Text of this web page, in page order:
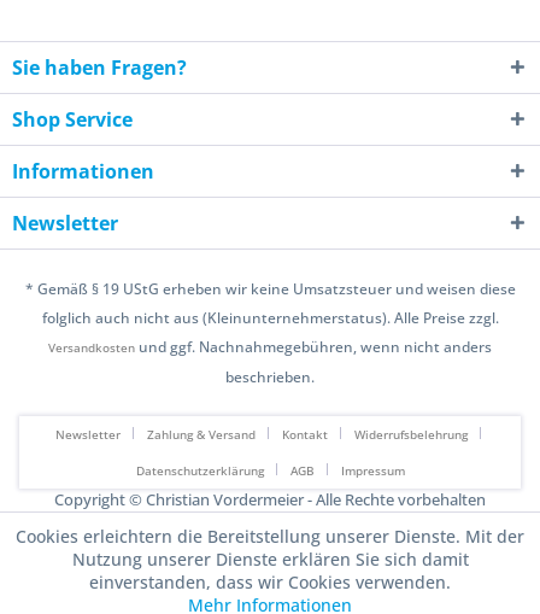
Sie haben Fragen?
Shop Service
Informationen
Newsletter
* Gemäß § 19 UStG erheben wir keine Umsatzsteuer und weisen diese
folglich auch nicht aus (Kleinunternehmerstatus). Alle Preise zzgl.
Versandkosten und ggf. Nachnahmegebühren, wenn nicht anders
beschrieben.
Newsletter Zahlung & Versand Kontakt Widerrufsbelehrung
Datenschutzerklärung AGB Impressum
Copyright © Christian Vordermeier - Alle Rechte vorbehalten
Cookies erleichtern die Bereitstellung unserer Dienste. Mit der
Nutzung unserer Dienste erklären Sie sich damit
einverstanden, dass wir Cookies verwenden.
Mehr Informationen